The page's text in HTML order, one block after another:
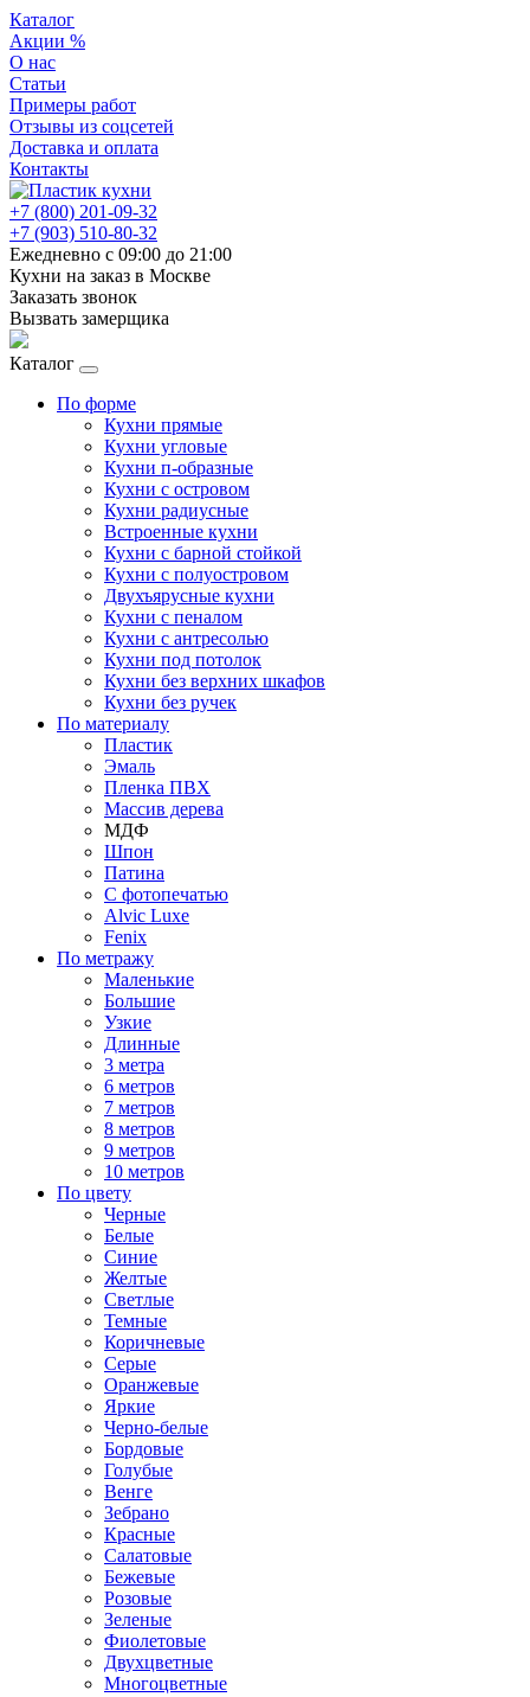
Каталог
Акции %
О нас
Статьи
Примеры работ
Отзывы из соцсетей
Доставка и оплата
Контакты
+7 (800) 201-09-32
+7 (903) 510-80-32
Ежедневно с 09:00 до 21:00
Кухни на заказ в Москве
Заказать звонок
Вызвать замерщика
Каталог
По форме
Кухни прямые
Кухни угловые
Кухни п-образные
Кухни с островом
Кухни радиусные
Встроенные кухни
Кухни с барной стойкой
Кухни с полуостровом
Двухъярусные кухни
Кухни с пеналом
Кухни с антресолью
Кухни под потолок
Кухни без верхних шкафов
Кухни без ручек
По материалу
Пластик
Эмаль
Пленка ПВХ
Массив дерева
МДФ
Шпон
Патина
С фотопечатью
Alvic Luxe
Fenix
По метражу
Маленькие
Большие
Узкие
Длинные
3 метра
6 метров
7 метров
8 метров
9 метров
10 метров
По цвету
Черные
Белые
Синие
Желтые
Светлые
Темные
Коричневые
Серые
Оранжевые
Яркие
Черно-белые
Бордовые
Голубые
Венге
Зебрано
Красные
Салатовые
Бежевые
Розовые
Зеленые
Фиолетовые
Двухцветные
Многоцветные